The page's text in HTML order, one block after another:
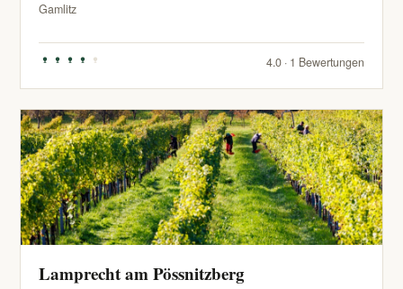
Gamlitz
4.0 · 1 Bewertungen
Lamprecht am Pössnitzberg